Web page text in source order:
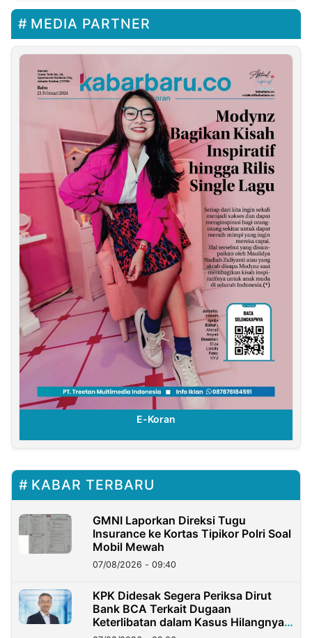
MEDIA PARTNER
E-Koran
KABAR TERBARU
GMNI Laporkan Direksi Tugu
Insurance ke Kortas Tipikor Polri Soal
Mobil Mewah
07/08/2026 - 09:40
KPK Didesak Segera Periksa Dirut
Bank BCA Terkait Dugaan
Keterlibatan dalam Kasus Hilangnya
Dana Nasabah Rp2,58 Miliar